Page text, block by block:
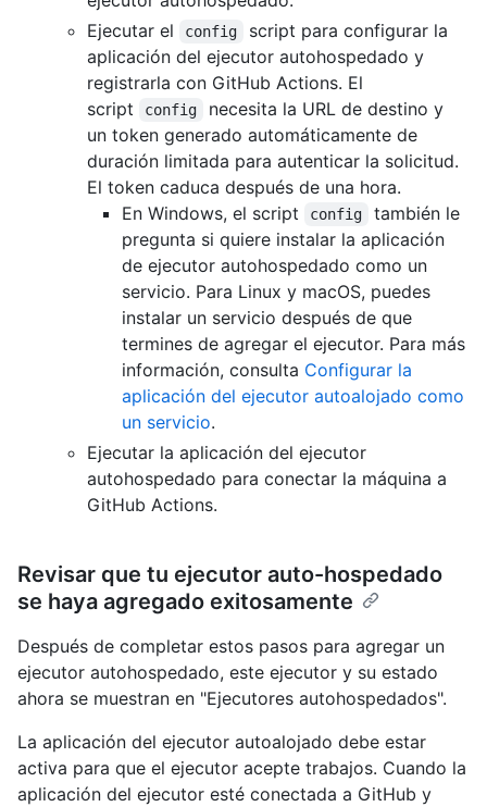
Ejecutar el
config
script para configurar la
aplicación del ejecutor autohospedado y
registrarla con GitHub Actions. El
script
config
necesita la URL de destino y
un token generado automáticamente de
duración limitada para autenticar la solicitud.
El token caduca después de una hora.
En Windows, el script
config
también le
pregunta si quiere instalar la aplicación
de ejecutor autohospedado como un
servicio. Para Linux y macOS, puedes
instalar un servicio después de que
termines de agregar el ejecutor. Para más
información, consulta Configurar la
aplicación del ejecutor autoalojado como
un servicio.
Ejecutar la aplicación del ejecutor
autohospedado para conectar la máquina a
GitHub Actions.
Revisar que tu ejecutor auto-hospedado
se haya agregado exitosamente
Después de completar estos pasos para agregar un
ejecutor autohospedado, este ejecutor y su estado
ahora se muestran en "Ejecutores autohospedados".
La aplicación del ejecutor autoalojado debe estar
activa para que el ejecutor acepte trabajos. Cuando la
aplicación del ejecutor esté conectada a GitHub y